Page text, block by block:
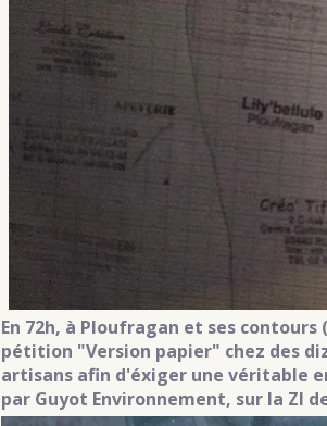
En 72h, à Ploufragan et ses
pétition "Version papier" chez des
artisans afin d'éxiger une véritable
par Guyot Environnement, sur la ZI